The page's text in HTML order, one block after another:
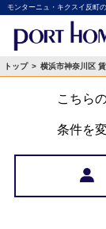
モンターニュ・キクスイ反町
トップ > 横浜市神奈川区
こちら
条件を